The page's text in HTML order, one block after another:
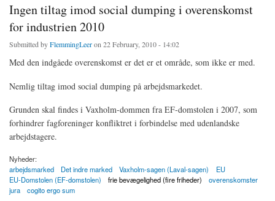
Ingen tiltag imod social dumping i overenskomst
for industrien 2010
Submitted byFlemmingLeeron 22 February, 2010 - 14:02
Med den indgåede overenskomst er det er et område, som ikke er med.
Nemlig tiltag imod social dumping på arbejdsmarkedet.
Grunden skal findes i Vaxholm-dommen fra EF-domstolen i 2007, som
forhindrer fagforeninger konfliktret i forbindelse med udenlandske
arbejdstagere.
Nyheder:
arbejdsmarked
Det indre marked Vaxholm-sagen (Laval-sagen)
EU
EU-Domstolen (EF-domstolen)
frie bevægelighed (fire friheder)
overenskomster
jura
cogito ergo sum